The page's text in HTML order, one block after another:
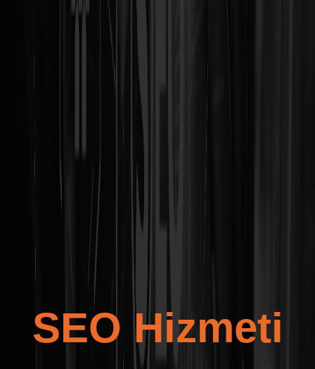
SEO Hizmeti